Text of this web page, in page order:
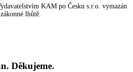
KAM po Česku s.r.o. vymazán
lhůtě.
Děkujeme.